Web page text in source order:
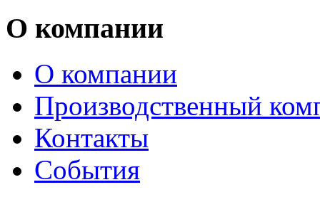
О компании
О компании
Производственный
Контакты
События